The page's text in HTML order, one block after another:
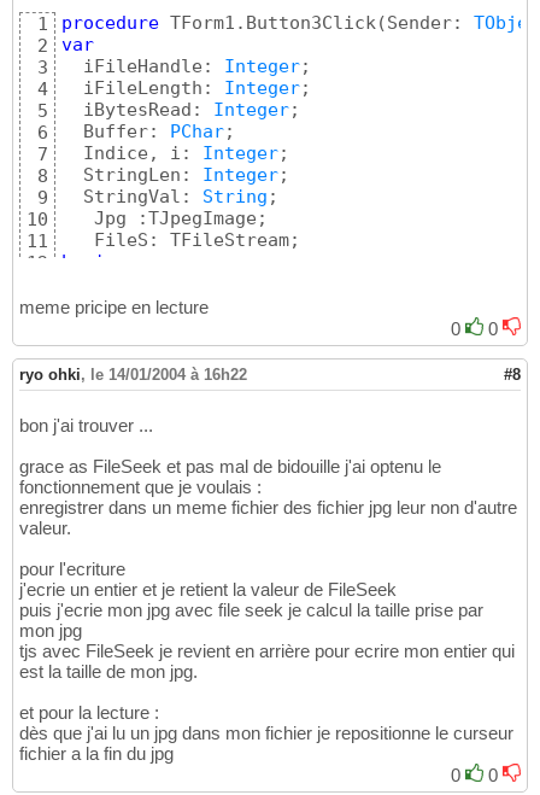
1
2
3
4
5
6
7
8
9
10
11
12
14
16
17
18
20
21
22
23
24
26
27
28
29
30
31
33
34
35
procedure TForm1.Button3Click(Sender:
var
  iFileHandle:
Integer;
  iFileLength:
Integer;
  iBytesRead:
Integer;
  Buffer:
PChar;
  Indice, i:
Integer;
  StringLen:
Integer;
  StringVal:
String ;
   Jpg :TJpegImage;
begin
      iFileHandle := FileOpen
      Jpg := TJpegImage.Create;
      iFileLength := FileSeek
(iFileHandle,0
      FileSeek
      iBytesRead := FileRead
iFileHandle,
      Buffer :=
PChar(AllocMem(StringLen +
      iBytesRead := FileRead
(iFileHandle,
      sListeFichier.Clear;
for Indice := 0 to iNbFichier - 1
         iBytesRead := FileRead
(
         Buffer :=
         sListeFichier.Add
(Buffer) ;
;
meme pricipe en lecture
0
0
ryo ohki, le 14/01/2004 à 16h22 #8
bon j'ai trouver ...
grace as FileSeek et pas mal de bidouille j'ai optenu le
fonctionnement que je voulais :
enregistrer dans un meme fichier des fichier jpg leur non d'autre
valeur.
pour l'ecriture
j'ecrie un entier et je retient la valeur de FileSeek
puis j'ecrie mon jpg avec file seek je calcul la taille prise par
mon jpg
tjs avec FileSeek je revient en arrière pour ecrire mon entier qui
est la taille de mon jpg.
et pour la lecture :
dès que j'ai lu un jpg dans mon fichier je repositionne le curseur
fichier a la fin du jpg
0
0